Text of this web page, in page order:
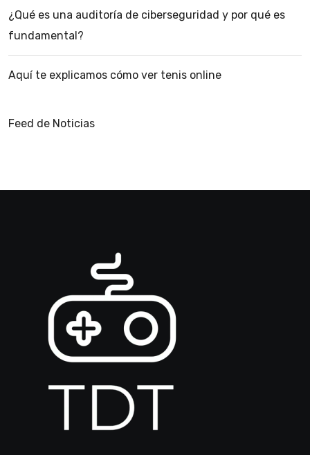
¿Qué es una auditoría de ciberseguridad y por qué es
fundamental?
Aquí te explicamos cómo ver tenis online
Feed de Noticias